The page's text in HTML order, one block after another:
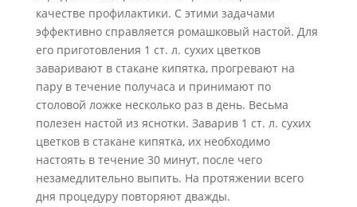
качестве профилактики. С этими задачами
эффективно справляется ромашковый настой. Для
его приготовления 1 ст. л. сухих цветков
заваривают в стакане кипятка, прогревают на
пару в течение получаса и принимают по
столовой ложке несколько раз в день. Весьма
полезен настой из яснотки. Заварив 1 ст. л. сухих
цветков в стакане кипятка, их необходимо
настоять в течение 30 минут, после чего
незамедлительно выпить. На протяжении всего
дня процедуру повторяют дважды.